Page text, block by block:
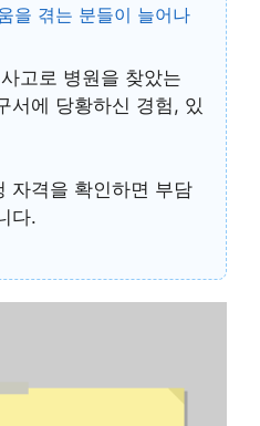
을 겪는 분들이 늘어나
고로 병원을 찾았는
서에 당황하신 경험, 있
자격을 확인하면 부담
다.